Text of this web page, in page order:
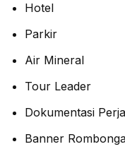
Hotel
Parkir
Air Mineral
Tour Leader
Dokumentasi
Banner